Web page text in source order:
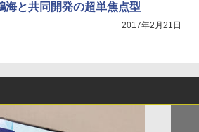
海と共同開発の超単焦点型
2017年2月21日